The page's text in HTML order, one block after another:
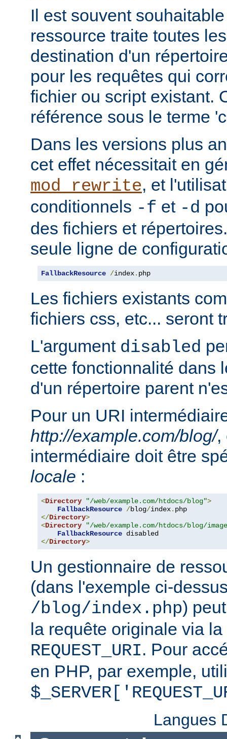
Il est souvent
ressource traite toutes
destination d'un
pour les requêtes qui
fichier ou script existant.
référence sous le terme
Dans les versions plus
cet effet nécessitait en
mod_rewrite, et
conditionnels -f et -d
des fichiers et
seule ligne de
FallbackResource /index. php
Les fichiers existants
fichiers css, etc... seront
L'argument disabled
cette fonctionnalité dans
d'un répertoire parent
Pour un URI
http://example.com/blog/,
intermédiaire doit être
locale :
<Directory "/web/example.com/htdocs/blog">
FallbackResource /blog/index.
</Directory>
<Directory
"/web/example.com/htdocs/blog/
FallbackResource
</Directory>
Un gestionnaire de
(dans l'exemple ci-
/blog/index.php)
la requête originale via
REQUEST_URI. Pour
en PHP, par exemple,
Langues